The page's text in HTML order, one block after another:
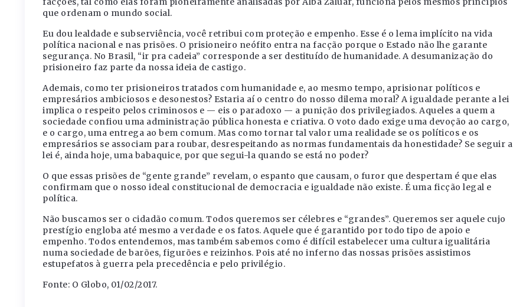
que ordenam o mundo social.
Eu dou lealdade e subserviência, você retribui com proteção e empenho. Esse é o lema implícito na vida
política nacional e nas prisões. O prisioneiro neófito entra na facção porque o Estado não lhe garante
segurança. No Brasil, “ir pra cadeia” corresponde a ser destituído de humanidade. A desumanização do
prisioneiro faz parte da nossa ideia de castigo.
Ademais, como ter prisioneiros tratados com humanidade e, ao mesmo tempo, aprisionar políticos e
empresários ambiciosos e desonestos? Estaria aí o centro do nosso dilema moral? A igualdade perante a lei
implica o respeito pelos criminosos e — eis o paradoxo — a punição dos privilegiados. Aqueles a quem a
sociedade confiou uma administração pública honesta e criativa. O voto dado exige uma devoção ao cargo,
e o cargo, uma entrega ao bem comum. Mas como tornar tal valor uma realidade se os políticos e os
empresários se associam para roubar, desrespeitando as normas fundamentais da honestidade? Se seguir a
lei é, ainda hoje, uma babaquice, por que segui-la quando se está no poder?
O que essas prisões de “gente grande” revelam, o espanto que causam, o furor que despertam é que elas
confirmam que o nosso ideal constitucional de democracia e igualdade não existe. É uma ficção legal e
política.
Não buscamos ser o cidadão comum. Todos queremos ser célebres e “grandes”. Queremos ser aquele cujo
prestígio engloba até mesmo a verdade e os fatos. Aquele que é garantido por todo tipo de apoio e
empenho. Todos entendemos, mas também sabemos como é difícil estabelecer uma cultura igualitária
numa sociedade de barões, figurões e reizinhos. Pois até no inferno das nossas prisões assistimos
estupefatos à guerra pela precedência e pelo privilégio.
Fonte: O Globo, 01/02/2017.